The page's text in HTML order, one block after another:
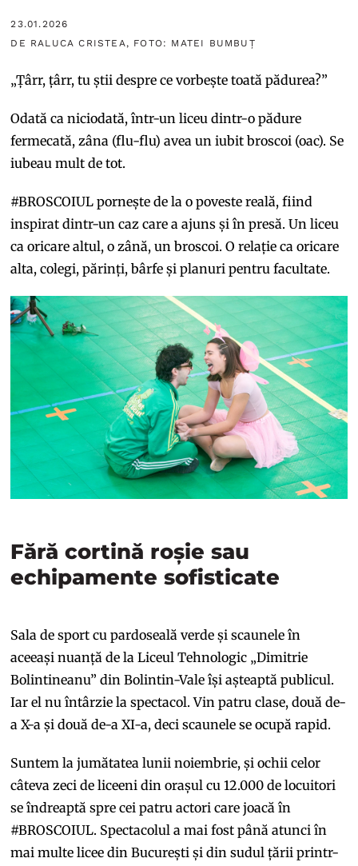
23.01.2026
DE RALUCA CRISTEA, FOTO: MATEI BUMBUȚ
„Țârr, țârr, tu știi despre ce vorbește toată pădurea?”
Odată ca niciodată, într-un liceu dintr-o pădure
fermecată, zâna (flu-flu) avea un iubit broscoi (oac). Se
iubeau mult de tot.
#BROSCOIUL pornește de la o poveste reală, fiind
inspirat dintr-un caz care a ajuns și în presă. Un liceu
ca oricare altul, o zână, un broscoi. O relație ca oricare
alta, colegi, părinți, bârfe și planuri pentru facultate.
Fără cortină roșie sau
echipamente sofisticate
Sala de sport cu pardoseală verde și scaunele în
aceeași nuanță de la Liceul Tehnologic „Dimitrie
Bolintineanu” din Bolintin-Vale își așteaptă publicul.
Iar el nu întârzie la spectacol. Vin patru clase, două de-
a X-a și două de-a XI-a, deci scaunele se ocupă rapid.
Suntem la jumătatea lunii noiembrie, și ochii celor
câteva zeci de liceeni din orașul cu 12.000 de locuitori
se îndreaptă spre cei patru actori care joacă în
#BROSCOIUL. Spectacolul a mai fost până atunci în
mai multe licee din București și din sudul țării printr-